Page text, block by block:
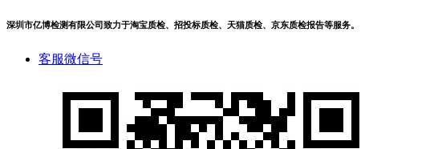
深圳市亿博检测有限公司致力于淘宝质检、招投标质检、天猫质检、京东质检报告等服务。
客服微信号